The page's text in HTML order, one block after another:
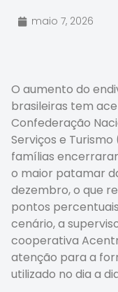
maio 7, 2026
O aumento do
brasileiras tem
Confederação
Serviços e
famílias
o maior patamar
dezembro, o que
pontos
cenário, a
cooperativa
atenção para a
utilizado no dia a